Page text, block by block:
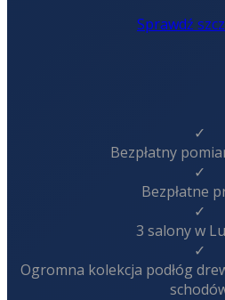
Sprawdź
✓
Bezpłatny
✓
Bezpłatne
✓
3 salony w
✓
Ogromna kolekcja podłóg